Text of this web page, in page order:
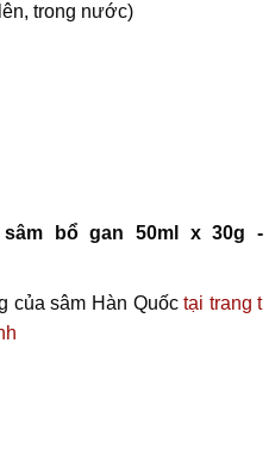
trong nước)
bổ gan 50ml x 30g -
của sâm Hàn Quốctại trang